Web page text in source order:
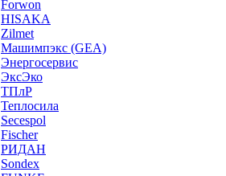
Forwon
HISAKA
Zilmet
Машимпэкс (GEA)
Энергосервис
ЭксЭко
ТПлР
Теплосила
Secespol
Fischer
РИДАН
Sondex